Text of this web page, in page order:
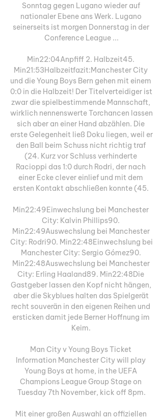
Sonntag gegen Lugano wieder auf
nationaler Ebene ans Werk. Lugano
seinerseits ist morgen Donnerstag in der
Conference League ...
Min22:04Anpfiff 2. Halbzeit45.
Min21:53Halbzeitfazit:Manchester City
und die Young Boys Bern gehen mit einem
0:0 in die Halbzeit! Der Titelverteidiger ist
zwar die spielbestimmende Mannschaft,
wirklich nennenswerte Torchancen lassen
sich aber an einer Hand abzählen. Die
erste Gelegenheit ließ Doku liegen, weil er
den Ball beim Schuss nicht richtig traf
(24. Kurz vor Schluss verhinderte
Racioppi das 1:0 durch Rodri, der nach
einer Ecke clever einlief und mit dem
ersten Kontakt abschließen konnte (45.
Min22:49Einwechslung bei Manchester
City: Kalvin Phillips90.
Min22:49Auswechslung bei Manchester
City: Rodri90. Min22:48Einwechslung bei
Manchester City: Sergio Gómez90.
Min22:48Auswechslung bei Manchester
City: Erling Haaland89. Min22:48Die
Gastgeber lassen den Kopf nicht hängen,
aber die Skyblues halten das Spielgerät
recht souverän in den eigenen Reihen und
ersticken damit jede Berner Hoffnung im
Keim.
Man City v Young Boys Ticket
Information Manchester City will play
Young Boys at home, in the UEFA
Champions League Group Stage on
Tuesday 7th November, kick off 8pm.
Mit einer großen Auswahl an offiziellen